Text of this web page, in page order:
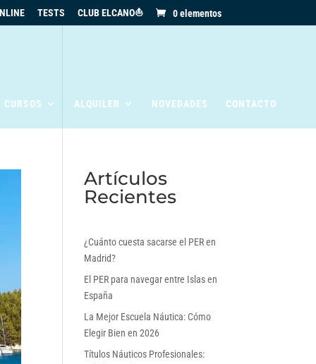
TESTS CLUB ELCANO⛵ 0 elementos
ALQUILER NOVEDADES CONTACTO
Artículos
Recientes
¿Cuánto cuesta sacarse el PER en
Madrid?
El PER para navegar entre Islas en
España
La Mejor Escuela Náutica: Cómo
Elegir Bien en 2026
Títulos Náuticos Profesionales: